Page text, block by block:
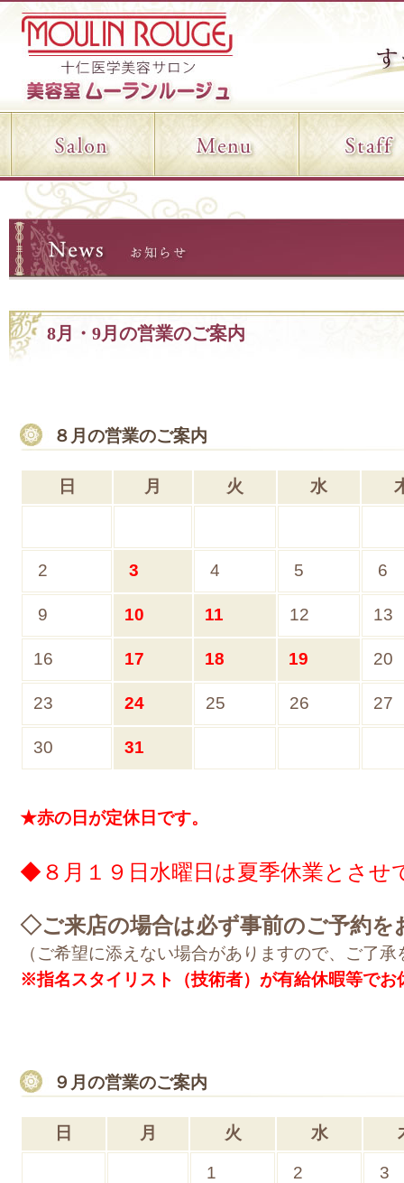
8月・9月の営業のご案内
８ 月 の営業のご案内
日 月 火 水
2 3 4 5 6
9 10 11 12 13
16 17 18 19 20
23 24 25 26 27
30 31
★赤の日が定休日です。
◆８月１９日水曜日は夏季休業とさせ
◇ご来店の場合は必ず事前のご予約を
（ご希望に添えない場合がありますので、ご了
※指名スタイリスト（技術者）が有給休暇等でお
９月の営業のご案内
日 月 火 水
1 2 3